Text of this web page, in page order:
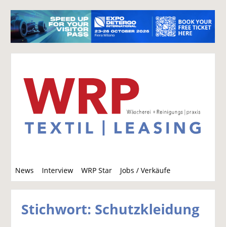
News Interview WRP Star Jobs / Verkäufe
u
c
Stichwort: Schutzkleidung